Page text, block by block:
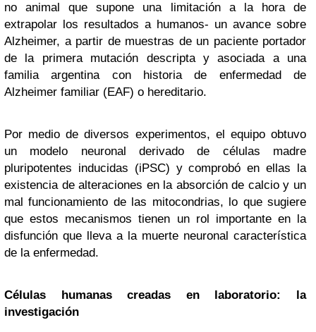
no animal que supone una limitación a la hora de
extrapolar los resultados a humanos- un avance sobre
Alzheimer, a partir de muestras de un paciente portador
de la primera mutación descripta y asociada a una
familia argentina con historia de enfermedad de
Alzheimer familiar (EAF) o hereditario.
Por medio de diversos experimentos, el equipo obtuvo
un modelo neuronal derivado de células madre
pluripotentes inducidas (iPSC) y comprobó en ellas la
existencia de alteraciones en la absorción de calcio y un
mal funcionamiento de las mitocondrias, lo que sugiere
que estos mecanismos tienen un rol importante en la
disfunción que lleva a la muerte neuronal característica
de la enfermedad.
Células humanas creadas en laboratorio: la
investigación